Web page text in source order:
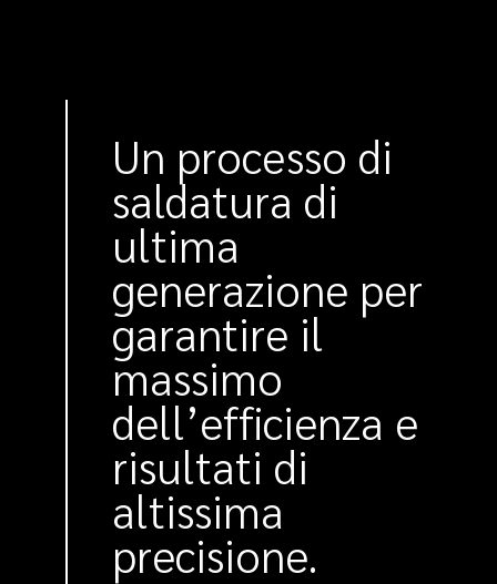
Un processo di
saldatura di
ultima
generazione per
garantire il
massimo
dell’efficienza e
risultati di
altissima
precisione.